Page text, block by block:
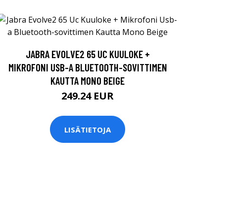
JABRA EVOLVE2 65 UC KUULOKE +
MIKROFONI USB-A BLUETOOTH-SOVITTIMEN
KAUTTA MONO BEIGE
249.24 EUR
LISÄTIETOJA